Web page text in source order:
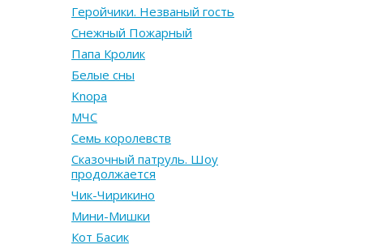
Геройчики. Незваный гость
Снежный Пожарный
Папа Кролик
Белые сны
Knopa
МЧС
Семь королевств
Сказочный патруль. Шоу
продолжается
Чик-Чирикино
Мини-Мишки
Кот Басик